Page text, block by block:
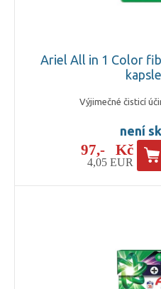
Ariel All in 1 Color
Výjimečné čisticí
není
97,- Kč
4,05 EUR